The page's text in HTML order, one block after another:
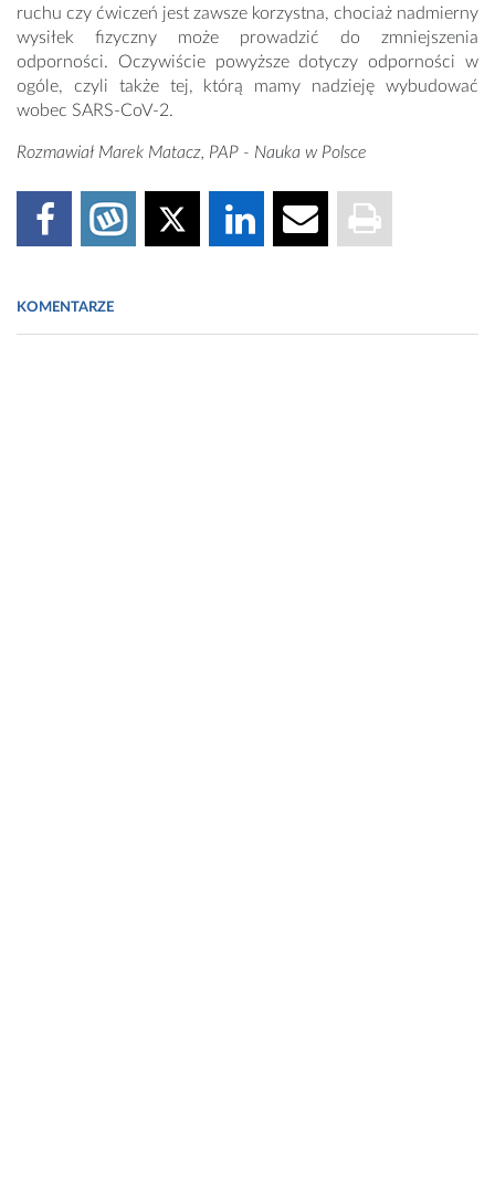
ruchu czy ćwiczeń jest zawsze korzystna, chociaż nadmierny
wysiłek fizyczny może prowadzić do zmniejszenia
odporności. Oczywiście powyższe dotyczy odporności w
ogóle, czyli także tej, którą mamy nadzieję wybudować
wobec SARS-CoV-2.
Rozmawiał Marek Matacz, PAP - Nauka w Polsce
KOMENTARZE